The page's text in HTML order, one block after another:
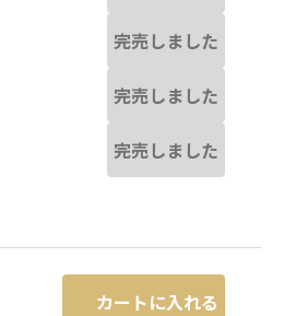
完売しました
完売しました
完売しました
カートに入れる